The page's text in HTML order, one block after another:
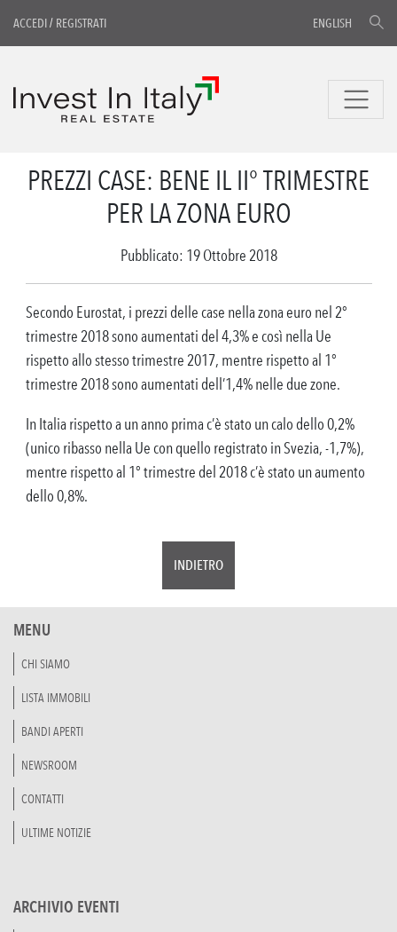
ACCEDI/ REGISTRATI ENGLISH
PREZZI CASE: BENE IL II° TRIMESTRE
PER LA ZONA EURO
Pubblicato: 19 Ottobre 2018
Secondo Eurostat, i prezzi delle case nella zona euro nel 2°
trimestre 2018 sono aumentati del 4,3% e così nella Ue
rispetto allo stesso trimestre 2017, mentre rispetto al 1°
trimestre 2018 sono aumentati dell’1,4% nelle due zone.
In Italia rispetto a un anno prima c’è stato un calo dello 0,2%
(unico ribasso nella Ue con quello registrato in Svezia, -1,7%),
mentre rispetto al 1° trimestre del 2018 c’è stato un aumento
dello 0,8%.
INDIETRO
MENU
CHI SIAMO
LISTA IMMOBILI
BANDI APERTI
NEWSROOM
CONTATTI
ULTIME NOTIZIE
ARCHIVIO EVENTI